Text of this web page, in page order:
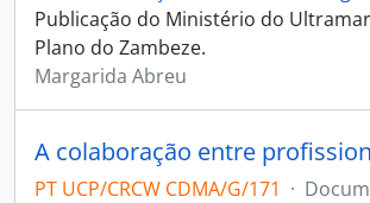
Publicação do Ministério do
Plano do Zambeze.
Margarida Abreu
PT UCP/CRCW CDMA/G/171 ·